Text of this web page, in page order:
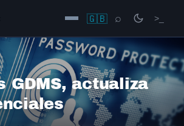
🇬🇧 ⌕ >_
→
GDMS, actualiza